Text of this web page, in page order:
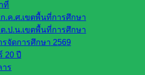
ที่
.ค.ศ.เขตพื้นที่การศึกษา
.ป.น.เขตพื้นที่การศึกษา
จัดการศึกษา 2569
20 ปี
าร
กุมภาพันธ์ 12, 2023
วันบูรพา
นธ์ ๒๕๖๖ โรงเรียนบ้านหนองสังข์ นำ
รรมดี ผู้อำนวยการโรงเรียนบ้านหนอง